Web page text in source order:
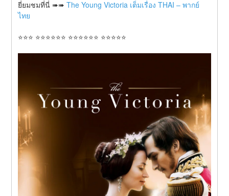
ยี่ยมชมที่นี่ ➠➠ The Young Victoria เต็มเรื่อง THAI – พากย์
ไทย
⭐⭐⭐ ⭐⭐⭐⭐⭐⭐ ⭐⭐⭐⭐⭐⭐ ⭐⭐⭐⭐⭐